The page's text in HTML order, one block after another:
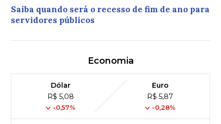
Saiba quando será o recesso de fim de ano para
servidores públicos
Economia
Dólar
R$ 5,08
-0,57%
Euro
R$ 5,87
-0,28%